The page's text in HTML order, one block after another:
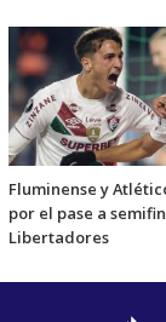
Fluminense y
por el pase a
Libertadores